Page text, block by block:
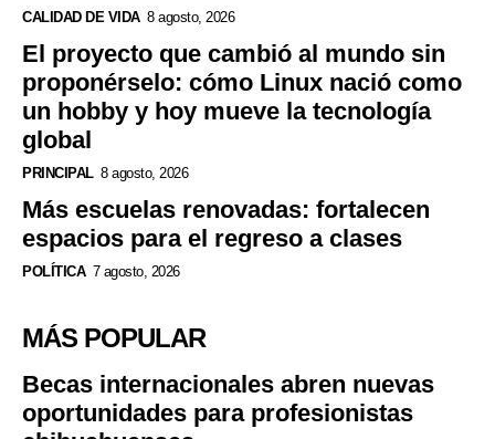
CALIDAD DE VIDA 8 agosto, 2026
El proyecto que cambió al mundo sin
proponérselo: cómo Linux nació como
un hobby y hoy mueve la tecnología
global
PRINCIPAL 8 agosto, 2026
Más escuelas renovadas: fortalecen
espacios para el regreso a clases
POLÍTICA 7 agosto, 2026
MÁS POPULAR
Becas internacionales abren nuevas
oportunidades para profesionistas